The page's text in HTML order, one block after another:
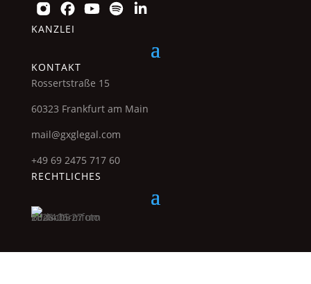
KANZLEI
KONTAKT
Rossertstraße 15
60323 Frankfurt am Main
mail@gxglegal.com
+49 69 2475 717 60
RECHTLICHES